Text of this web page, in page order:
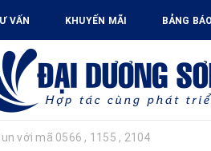
VẤN KHUYẾN MÃI BẢNG
với mã 0566 , 1155 , 2104